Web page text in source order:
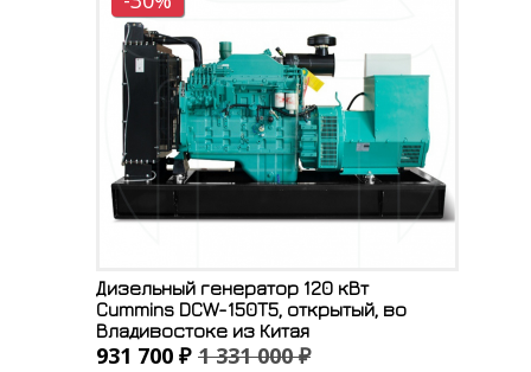
Дизельный генератор 120 кВт
Cummins DCW-150T5, открытый, во
Владивостоке из Китая
931 700 ₽ 1 331 000 ₽